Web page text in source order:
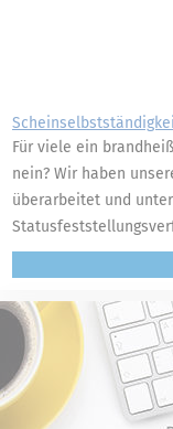
Für viele ein
nein? Wir haben
überarbeitet und